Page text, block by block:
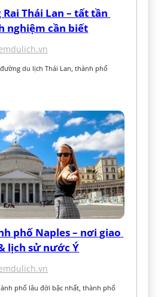
Thái Lan – tất tần
nghiệm cần biết
du lịch Thái Lan, thành phố
phố Naples – nơi giao
lịch sử nước Ý
phố lâu đời bậc nhất, thành phố